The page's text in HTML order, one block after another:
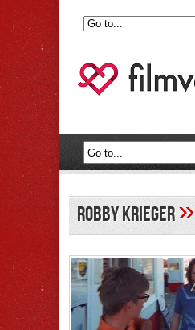
Robby Krieger»